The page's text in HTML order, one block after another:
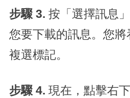
步驟 3. 按「選擇訊息
您要下載的訊息。您將
複選標記。
步驟 4. 現在，點擊右